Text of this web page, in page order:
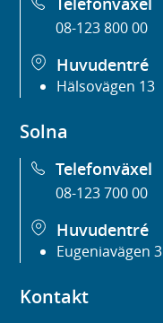
08-123 800 00
Huvudentré
Hälsovägen 13
Solna
Telefonväxel
08-123 700 00
Huvudentré
Eugeniavägen 3
Kontakt